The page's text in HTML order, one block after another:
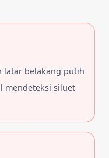
latar belakang putih
mendeteksi siluet